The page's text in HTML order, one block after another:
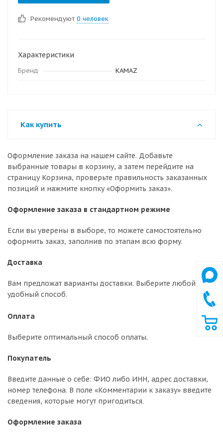
Рекомендуют 0 человек
Характеристики
Бренд KAMAZ
Как купить
Оформление заказа на нашем сайте. Добавьте
выбранные товары в корзину, а затем перейдите на
страницу Корзина, проверьте правильность заказанных
позиций и нажмите кнопку «Оформить заказ».
Оформление заказа в стандартном режиме
Если вы уверены в выборе, то можете самостоятельно
оформить заказ, заполнив по этапам всю форму.
Доставка
Вам предложат варианты доставки. Выберите любой
удобный способ.
Оплата
Выберите оптимальный способ оплаты.
Покупатель
Введите данные о себе: ФИО либо ИНН, адрес доставки,
номер телефона. В поле «Комментарии к заказу» введите
сведения, которые могут пригодиться.
Оформление заказа